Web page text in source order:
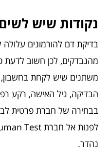
נקודות שיש
בדיקת דם להורמונים
מהנבדקים, לכן חשוב לדעת
משתנים שיש לקחת
הבדיקה, גיל האישה, רקע
בבחירה של חברת פרטית
נהדר.